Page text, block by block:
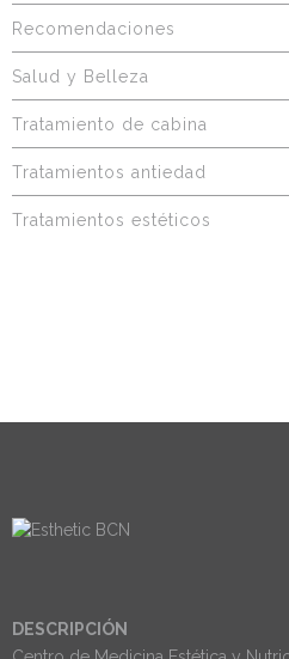
Recomendaciones
Salud y Belleza
Tratamiento de cabina
Tratamientos antiedad
Tratamientos estéticos
DESCRIPCIÓN